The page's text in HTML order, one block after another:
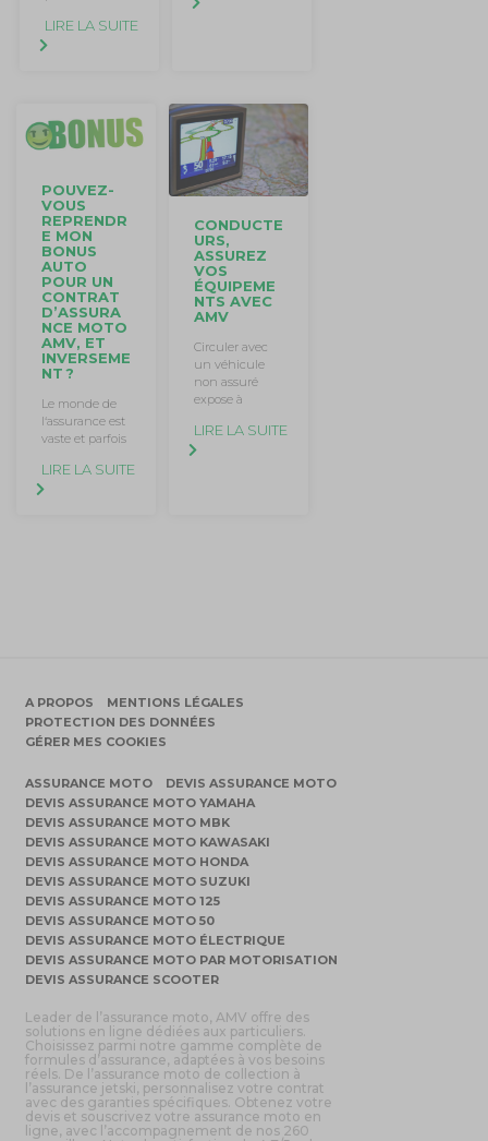
LIRE LA SUITE
POUVEZ-
VOUS
REPRENDR
E MON
BONUS
AUTO
POUR UN
CONTRAT
D’ASSURA
NCE MOTO
AMV, ET
INVERSEME
NT ?
Le monde de
l‘assurance est
vaste et parfois
LIRE LA SUITE
CONDUCTE
URS,
ASSUREZ
VOS
ÉQUIPEME
NTS AVEC
AMV
Circuler avec
un véhicule
non assuré
expose à
LIRE LA SUITE
A PROPOS
MENTIONS LÉGALES
PROTECTION DES DONNÉES
GÉRER MES COOKIES
ASSURANCE MOTO
DEVIS ASSURANCE MOTO
DEVIS ASSURANCE MOTO YAMAHA
DEVIS ASSURANCE MOTO MBK
DEVIS ASSURANCE MOTO KAWASAKI
DEVIS ASSURANCE MOTO HONDA
DEVIS ASSURANCE MOTO SUZUKI
DEVIS ASSURANCE MOTO 125
DEVIS ASSURANCE MOTO 50
DEVIS ASSURANCE MOTO ÉLECTRIQUE
DEVIS ASSURANCE MOTO PAR MOTORISATION
DEVIS ASSURANCE SCOOTER
Leader de l’assurance moto, AMV offre des
solutions en ligne dédiées aux particuliers.
Choisissez parmi notre gamme complète de
formules d’assurance, adaptées à vos besoins
réels. De l’assurance moto de collection à
l’assurance jetski, personnalisez votre contrat
avec des garanties spécifiques. Obtenez votre
devis et souscrivez votre assurance moto en
ligne, avec l’accompagnement de nos 260